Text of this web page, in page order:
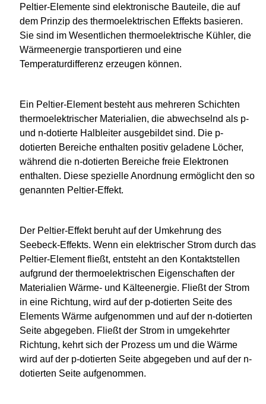
Peltier-Elemente sind elektronische Bauteile, die auf
dem Prinzip des thermoelektrischen Effekts basieren.
Sie sind im Wesentlichen thermoelektrische Kühler, die
Wärmeenergie transportieren und eine
Temperaturdifferenz erzeugen können.
Ein Peltier-Element besteht aus mehreren Schichten
thermoelektrischer Materialien, die abwechselnd als p-
und n-dotierte Halbleiter ausgebildet sind. Die p-
dotierten Bereiche enthalten positiv geladene Löcher,
während die n-dotierten Bereiche freie Elektronen
enthalten. Diese spezielle Anordnung ermöglicht den so
genannten Peltier-Effekt.
Der Peltier-Effekt beruht auf der Umkehrung des
Seebeck-Effekts. Wenn ein elektrischer Strom durch das
Peltier-Element fließt, entsteht an den Kontaktstellen
aufgrund der thermoelektrischen Eigenschaften der
Materialien Wärme- und Kälteenergie. Fließt der Strom
in eine Richtung, wird auf der p-dotierten Seite des
Elements Wärme aufgenommen und auf der n-dotierten
Seite abgegeben. Fließt der Strom in umgekehrter
Richtung, kehrt sich der Prozess um und die Wärme
wird auf der p-dotierten Seite abgegeben und auf der n-
dotierten Seite aufgenommen.